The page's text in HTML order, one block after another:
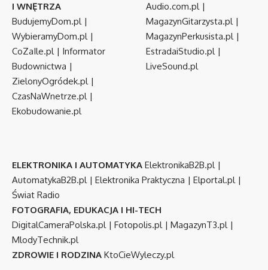
I WNĘTRZA
BudujemyDom.pl|
WybieramyDom.pl|
CoZaIle.pl| Informator
Budownictwa |
ZielonyOgródek.pl|
CzasNaWnetrze.pl|
Ekobudowanie.pl
Audio.com.pl|
MagazynGitarzysta.pl|
MagazynPerkusista.pl|
EstradaiStudio.pl|
LiveSound.pl
ELEKTRONIKA I AUTOMATYKA ElektronikaB2B.pl|
AutomatykaB2B.pl| Elektronika Praktyczna | Elportal.pl|
Świat Radio
FOTOGRAFIA, EDUKACJA I HI-TECH
DigitalCameraPolska.pl| Fotopolis.pl| MagazynT3.pl|
MlodyTechnik.pl
ZDROWIE I RODZINA KtoCieWyleczy.pl